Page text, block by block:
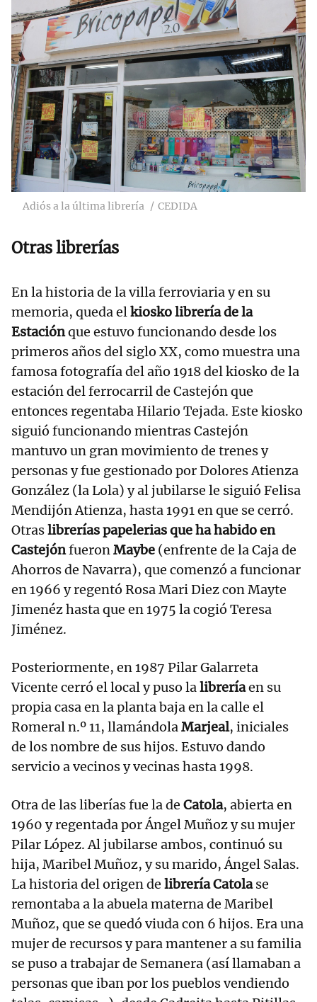
Adiós a la última librería CEDIDA
Otras librerías
En la historia de la villa ferroviaria y en su
memoria, queda elkiosko librería de la
Estaciónque estuvo funcionando desde los
primeros años del siglo XX, como muestra una
famosa fotografía del año 1918 del kiosko de la
estación del ferrocarril de Castejón que
entonces regentaba Hilario Tejada. Este kiosko
siguió funcionando mientras Castejón
mantuvo un gran movimiento de trenes y
personas y fue gestionado por Dolores Atienza
González (la Lola) y al jubilarse le siguió Felisa
Mendijón Atienza, hasta 1991 en que se cerró.
Otraslibrerías papelerias que ha habido en
CastejónfueronMaybe (enfrente de la Caja de
Ahorros de Navarra), que comenzó a funcionar
en 1966 y regentó Rosa Mari Diez con Mayte
Jimenéz hasta que en 1975 la cogió Teresa
Jiménez.
Posteriormente, en 1987 Pilar Galarreta
Vicente cerró el local y puso lalibreríaen su
propia casa en la planta baja en la calle el
Romeral n.º 11, llamándolaMarjeal, iniciales
de los nombre de sus hijos. Estuvo dando
servicio a vecinos y vecinas hasta 1998.
Otra de las liberías fue la de Catola, abierta en
1960 y regentada por Ángel Muñoz y su mujer
Pilar López. Al jubilarse ambos, continuó su
hija, Maribel Muñoz, y su marido, Ángel Salas.
La historia del origen de librería Catolase
remontaba a la abuela materna de Maribel
Muñoz, que se quedó viuda con 6 hijos. Era una
mujer de recursos y para mantener a su familia
se puso a trabajar de Semanera (así llamaban a
personas que iban por los pueblos vendiendo